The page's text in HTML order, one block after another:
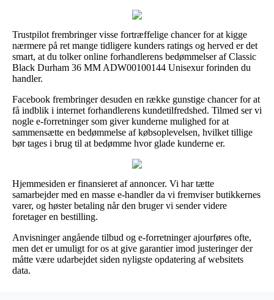
Trustpilot frembringer visse fortræffelige chancer for at kigge
nærmere på ret mange tidligere kunders ratings og herved er det
smart, at du tolker online forhandlerens bedømmelser af Classic
Black Durham 36 MM ADW00100144 Unisexur forinden du
handler.
Facebook frembringer desuden en række gunstige chancer for at
få indblik i internet forhandlerens kundetilfredshed. Tilmed ser vi
nogle e-forretninger som giver kunderne mulighed for at
sammensætte en bedømmelse af købsoplevelsen, hvilket tillige
bør tages i brug til at bedømme hvor glade kunderne er.
Hjemmesiden er finansieret af annoncer. Vi har tætte
samarbejder med en masse e-handler da vi fremviser butikkernes
varer, og høster betaling når den bruger vi sender videre
foretager en bestilling.
Anvisninger angående tilbud og e-forretninger ajourføres ofte,
men det er umuligt for os at give garantier imod justeringer der
måtte være udarbejdet siden nyligste opdatering af websitets
data.